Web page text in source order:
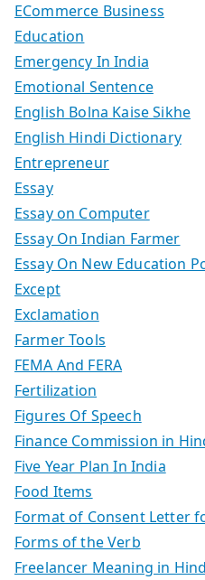
ECommerce Business
Education
Emergency In India
Emotional Sentence
English Bolna Kaise Sikhe
English Hindi Dictionary
Entrepreneur
Essay
Essay on Computer
Essay On Indian Farmer
Essay On New Education
Except
Exclamation
Farmer Tools
FEMA And FERA
Fertilization
Figures Of Speech
Finance Commission in
Five Year Plan In India
Food Items
Format of Consent Letter
Forms of the Verb
Freelancer Meaning in